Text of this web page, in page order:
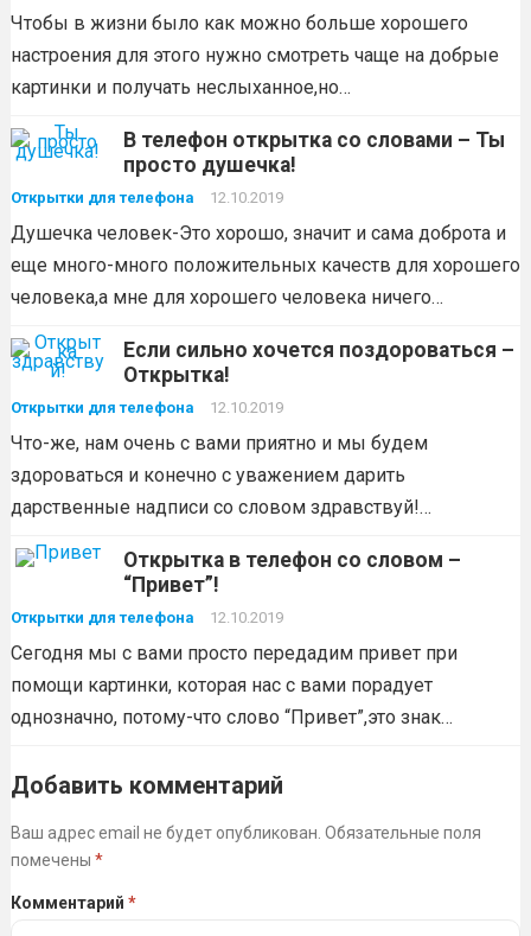
Чтобы в жизни было как можно больше хорошего
настроения для этого нужно смотреть чаще на добрые
картинки и получать неслыханное,но…
В телефон открытка со словами – Ты
просто душечка!
Открытки для телефона 12.10.2019
Душечка человек-Это хорошо, значит и сама доброта и
еще много-много положительных качеств для хорошего
человека,а мне для хорошего человека ничего…
Если сильно хочется поздороваться –
Открытка!
Открытки для телефона 12.10.2019
Что-же, нам очень с вами приятно и мы будем
здороваться и конечно с уважением дарить
дарственные надписи со словом здравствуй!…
Открытка в телефон со словом –
“Привет”!
Открытки для телефона 12.10.2019
Сегодня мы с вами просто передадим привет при
помощи картинки, которая нас с вами порадует
однозначно, потому-что слово “Привет”,это знак…
Добавить комментарий
Ваш адрес email не будет опубликован. Обязательные поля
помечены *
Комментарий *